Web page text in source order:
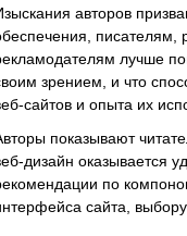
авторов
писателям,
лучше
зрением, и что
сайтов и опыта их
показывают
дизайн оказывается
по
сайта,